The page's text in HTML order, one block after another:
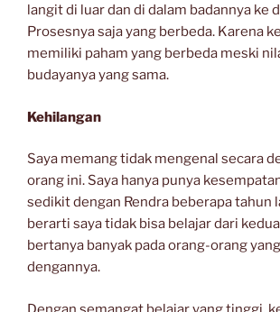
langit di luar dan di dalam badannya ke
Prosesnya saja yang berbeda. Karena
memiliki paham yang berbeda meski
budayanya yang sama.
Kehilangan
Saya memang tidak mengenal secara
orang ini. Saya hanya punya
sedikit dengan Rendra beberapa tahun
berarti saya tidak bisa belajar dari
bertanya banyak pada orang-orang
dengannya.